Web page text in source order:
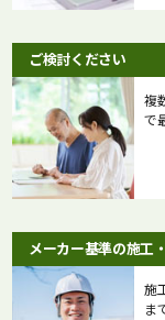
ご検討ください
複
で
メーカー基準の施工
施
ま